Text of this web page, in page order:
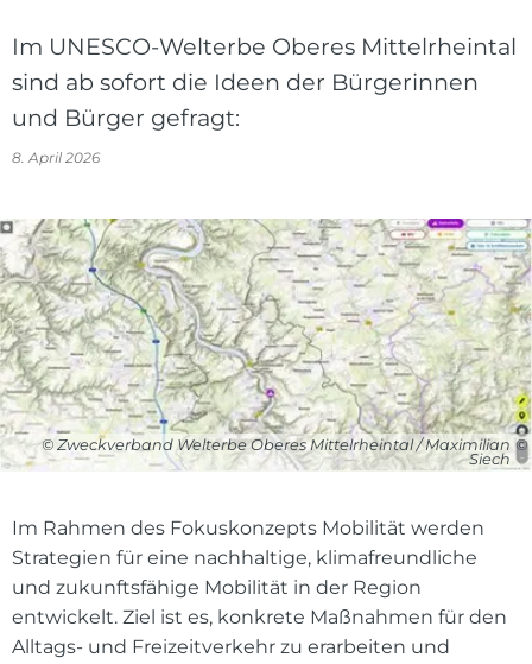
Im UNESCO-Welterbe Oberes Mittelrheintal
sind ab sofort die Ideen der Bürgerinnen
und Bürger gefragt:
8. April 2026
© Zweckverband Welterbe Oberes Mittelrheintal / Maximilian
Siech
Im Rahmen des Fokuskonzepts Mobilität werden
Strategien für eine nachhaltige, klimafreundliche
und zukunftsfähige Mobilität in der Region
entwickelt. Ziel ist es, konkrete Maßnahmen für den
Alltags- und Freizeitverkehr zu erarbeiten und